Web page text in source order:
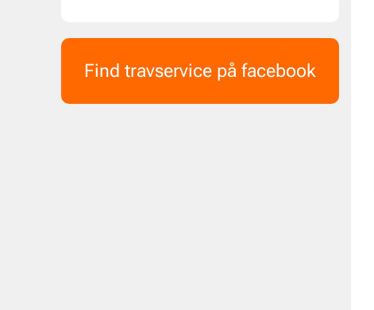
Find travservice på facebook